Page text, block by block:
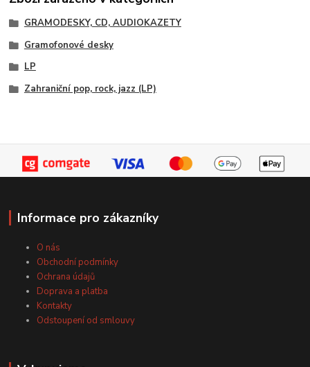
GRAMODESKY, CD, AUDIOKAZETY
Gramofonové desky
LP
Zahraniční pop, rock, jazz (LP)
Informace pro zákazníky
O nás
Obchodní podmínky
Ochrana údajů
Doprava a platba
Kontakty
Odstoupení od smlouvy